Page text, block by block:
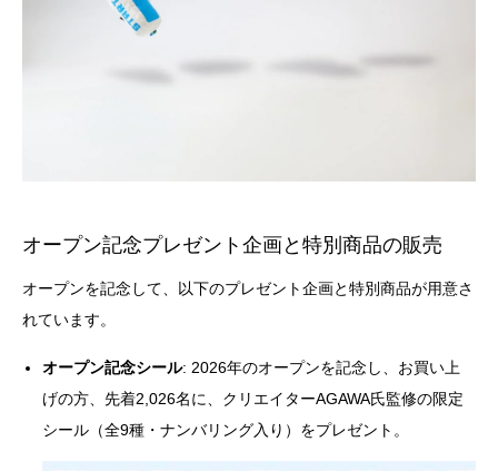
オープン記念プレゼント企画と特別商品の販売
オープンを記念して、以下のプレゼント企画と特別商品が用意さ
れています。
オープン記念シール: 2026年のオープンを記念し、お買い上
げの方、先着2,026名に、クリエイターAGAWA氏監修の限定
シール（全9種・ナンバリング入り）をプレゼント。